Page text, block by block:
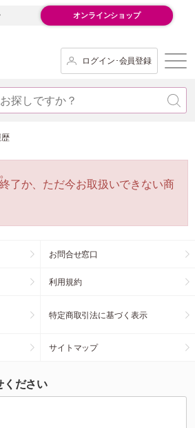
オンラインショップ
ログイン･会員登録
了か、ただ今お取扱いできない商
お問合せ窓口
利用規約
特定商取引法に基づく表示
サイトマップ
ください